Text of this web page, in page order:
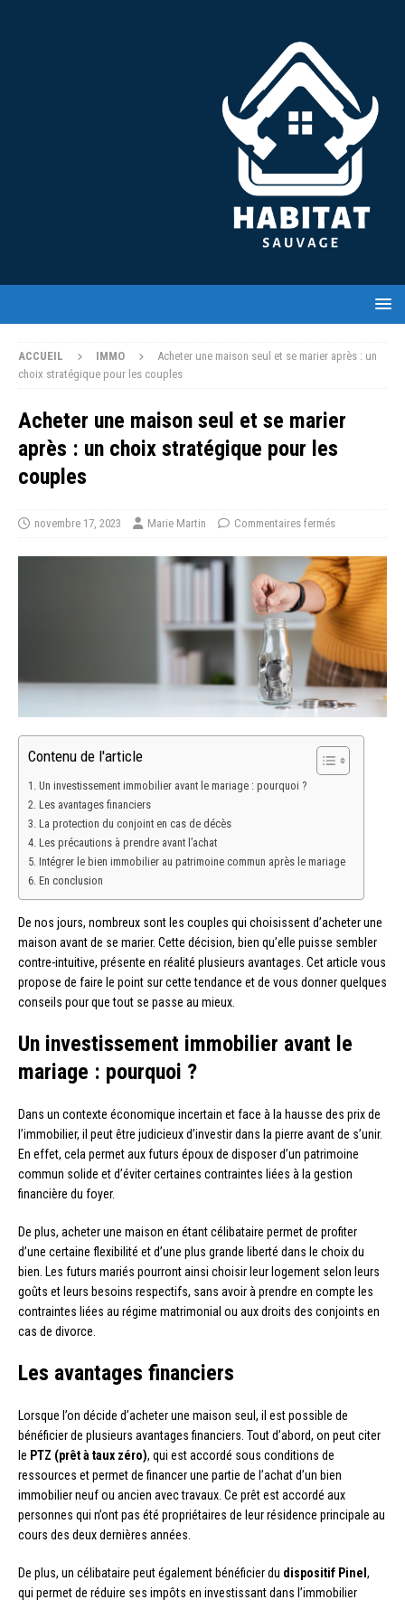
ACCUEIL IMMO
Acheter une maison seul et se marier après : un
choix stratégique pour les couples
Acheter une maison seul et se marier
après : un choix stratégique pour les
couples
novembre 17, 2023 Marie Martin Commentaires fermés
Contenu de l'article
Un investissement immobilier avant le mariage : pourquoi ?
Les avantages financiers
La protection du conjoint en cas de décès
Les précautions à prendre avant l’achat
Intégrer le bien immobilier au patrimoine commun après le mariage
En conclusion
De nos jours, nombreux sont les couples qui choisissent d’acheter une
maison avant de se marier. Cette décision, bien qu’elle puisse sembler
contre-intuitive, présente en réalité plusieurs avantages. Cet article vous
propose de faire le point sur cette tendance et de vous donner quelques
conseils pour que tout se passe au mieux.
Un investissement immobilier avant le
mariage : pourquoi ?
Dans un contexte économique incertain et face à la hausse des prix de
l’immobilier, il peut être judicieux d’investir dans la pierre avant de s’unir.
En effet, cela permet aux futurs époux de disposer d’un patrimoine
commun solide et d’éviter certaines contraintes liées à la gestion
financière du foyer.
De plus, acheter une maison en étant célibataire permet de profiter
d’une certaine flexibilité et d’une plus grande liberté dans le choix du
bien. Les futurs mariés pourront ainsi choisir leur logement selon leurs
goûts et leurs besoins respectifs, sans avoir à prendre en compte les
contraintes liées au régime matrimonial ou aux droits des conjoints en
cas de divorce.
Les avantages financiers
Lorsque l’on décide d’acheter une maison seul, il est possible de
bénéficier de plusieurs avantages financiers. Tout d’abord, on peut citer
le PTZ (prêt à taux zéro), qui est accordé sous conditions de
ressources et permet de financer une partie de l’achat d’un bien
immobilier neuf ou ancien avec travaux. Ce prêt est accordé aux
personnes qui n’ont pas été propriétaires de leur résidence principale au
cours des deux dernières années.
De plus, un célibataire peut également bénéficier du dispositif Pinel ,
qui permet de réduire ses impôts en investissant dans l’immobilier